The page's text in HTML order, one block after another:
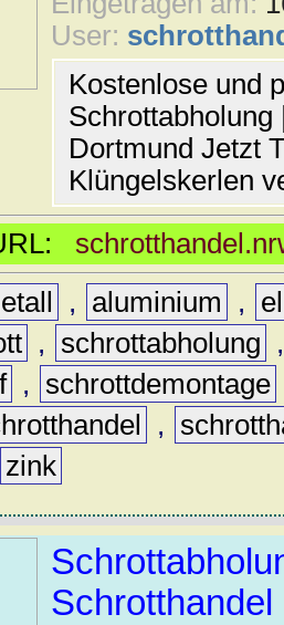
User:
Kostenlose und
Dortmund Jetzt
Klüngelskerlen
, aluminium ,
, schrottabholung
, schrottdemontage
,
zink
Schrotthandel